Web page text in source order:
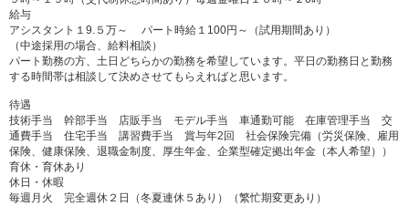
給与
アシスタント１9.５万～ パート時給１100円～（試用期間あり）
（中途採用の場合、給料相談）
パート勤務の方、土日どちらかの勤務を希望しています。平日の勤務日と勤務
する時間帯は相談して決めさせてもらえればと思います。
待遇
技術手当 幹部手当 店販手当 モデル手当 車通勤可能 在庫管理手当 交
通費手当 住宅手当 講習費手当 賞与年2回 社会保険完備（労災保険、雇用
保険、健康保険、退職金制度、厚生年金、企業型確定拠出年金（本人希望））
育休・育休あり
休日・休暇
毎週月火 完全週休２日（冬夏連休５あり）（繁忙期変更あり）